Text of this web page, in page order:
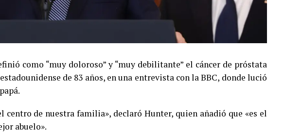
como “muy doloroso” y “muy debilitante” el cáncer de próstata
de 83 años, en una entrevista con la BBC, donde lució
centro de nuestra familia», declaró Hunter, quien añadió que «es el
abuelo».